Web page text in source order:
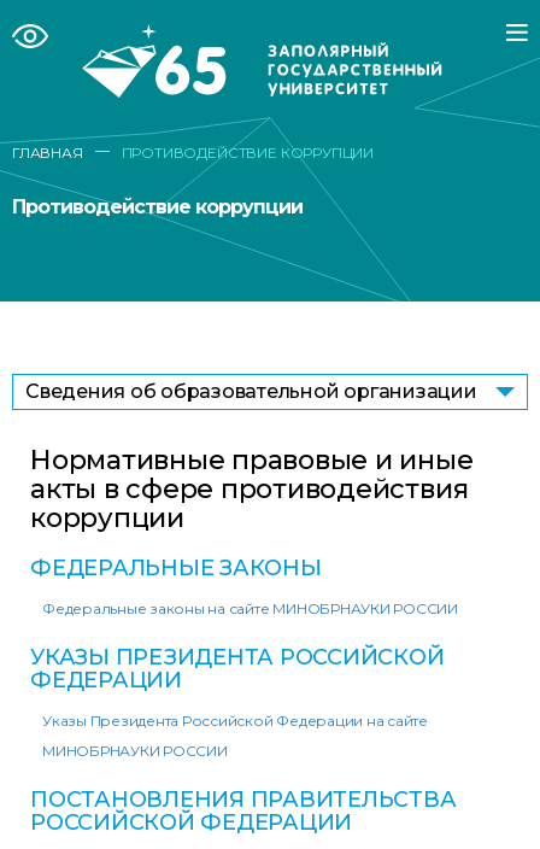
ГЛАВНАЯ — ПРОТИВОДЕЙСТВИЕ КОРРУПЦИИ
Противодействие коррупции
Сведения об образовательной организации
Нормативные правовые и иные
акты в сфере противодействия
коррупции
ФЕДЕРАЛЬНЫЕ ЗАКОНЫ
Федеральные законы на сайте МИНОБРНАУКИ РОССИИ
УКАЗЫ ПРЕЗИДЕНТА РОССИЙСКОЙ
ФЕДЕРАЦИИ
Указы Президента Российской Федерации на сайте
МИНОБРНАУКИ РОССИИ
ПОСТАНОВЛЕНИЯ ПРАВИТЕЛЬСТВА
РОССИЙСКОЙ ФЕДЕРАЦИИ